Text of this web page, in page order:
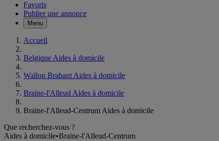
Favoris
Publier une annonce
Menu
Accueil
Belgique Aides à domicile
Wallon Brabant Aides à domicile
Braine-l'Alleud Aides à domicile
Braine-l'Alleud-Centrum Aides à domicile
Que recherchez-vous ?
Aides à domicile•Braine-l'Alleud-Centrum